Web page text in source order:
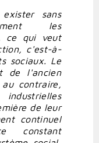
sans
les
ce qui veut
c'est-à-
sociaux. Le
de l'ancien
contraire,
de leur
continuel
constant